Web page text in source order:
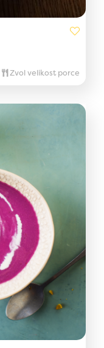
Zvol velikost porce